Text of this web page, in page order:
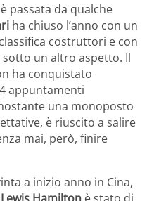
è passata da qualche
ha chiuso l’anno con un
costruttori e con
un altro aspetto. Il
ha conquistato
appuntamenti
una monoposto
è riuscito a salire
mai, però, finire
a inizio anno in Cina,
Lewis Hamilton è stato di